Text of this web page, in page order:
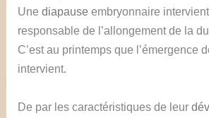
Unediapause embryonnaire
responsable de l’allongement de la
C’est au printemps que l’émergence
intervient.
De par les caractéristiques de leur